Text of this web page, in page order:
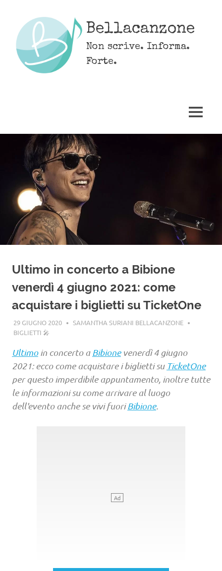
content
Bellacanzone
Non scrive. Informa.
Forte.
MENU
Ultimo in concerto a Bibione
venerdì 4 giugno 2021: come
acquistare i biglietti su TicketOne
29 GIUGNO 2020
SAMANTHA SURIANI BELLACANZONE
BIGLIETTI 🎤
Ultimoin concerto aBibionevenerdì 4 giugno
2021: ecco come acquistare i biglietti su TicketOne
per questo imperdibile appuntamento, inoltre tutte
le informazioni su come arrivare al luogo
dell'evento anche se vivi fuoriBibione.